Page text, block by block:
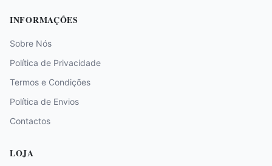
INFORMAÇÕES
Sobre Nós
Política de Privacidade
Termos e Condições
Política de Envios
Contactos
LOJA